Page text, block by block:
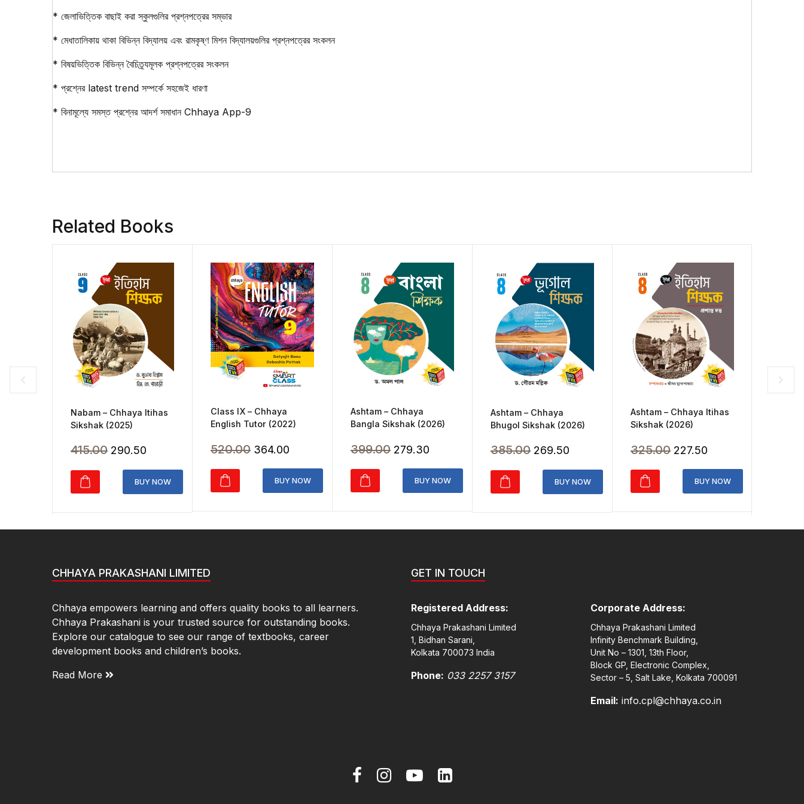
* জেলাভিত্তিক বাছাই করা স্কুলগুলির প্রশ্নপত্রের সম্ভার
* মেধাতালিকায় থাকা বিভিন্ন বিদ্যালয় এবং রামকৃষ্ণ মিশন বিদ্যালয়গুলির প্রশ্নপত্রের সংকলন
* বিষয়ভিত্তিক বিভিন্ন বৈচিত্র্যমূলক প্রশ্নপত্রের সংকলন
* প্রশ্নের latest trend সম্পর্কে সহজেই ধারণা
* বিনামূল্যে সমস্ত প্রশ্নের আদর্শ সমাধান Chhaya App-9
Related Books
Nabam – Chhaya Itihas
Sikshak (2025)
415.00 Original
₹415.00.
290.50
is:
₹290.50.
BUY NOW
Class IX – Chhaya
English Tutor (2022)
520.00 Original
was:
₹520.00.
364.00
is:
₹364.00.
BUY NOW
Ashtam – Chhaya
Bangla Sikshak (2026)
399.00 Original
was:
₹399.00.
279.30
is:
₹279.30.
BUY NOW
Ashtam – Chhaya
Bhugol Sikshak (2026)
385.00 Original
was:
₹385.00.
269.50
is:
₹269.50.
BUY NOW
Ashtam – Chhaya Itihas
Sikshak (2026)
325.00 Original
was:
₹325.00.
227.50
is:
₹227.50.
BUY NOW
CHHAYA PRAKASHANI LIMITED
Chhaya empowers learning and offers quality books to all learners.
Chhaya Prakashani is your trusted source for outstanding books.
Explore our catalogue to see our range of textbooks, career
development books and children’s books.
Read More
GET IN TOUCH
Registered Address:
Chhaya Prakashani Limited
1, Bidhan Sarani,
Kolkata 700073 India
Phone: 033 2257 3157
Corporate Address:
Chhaya Prakashani Limited
Infinity Benchmark Building,
Unit No – 1301, 13th Floor,
Block GP, Electronic Complex,
Sector – 5, Salt Lake, Kolkata 700091
Email: info.cpl@chhaya.co.in